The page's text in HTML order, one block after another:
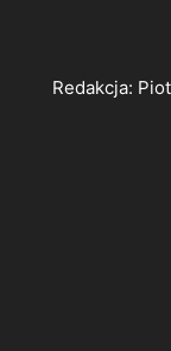
Redakcja: